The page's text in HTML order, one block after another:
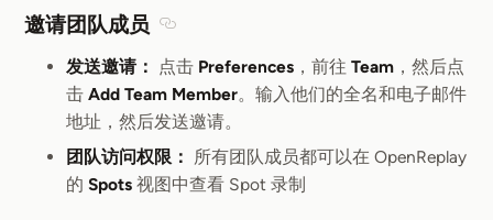
邀请团队成员
发送邀请：
点击 Preferences ，前往 Team ，然后点
击 Add Team Member。输入他们的全名和电子邮件
地址，然后发送邀请。
团队访问权限：
所有团队成员都可以在 OpenReplay
的 Spots 视图中查看 Spot 录制